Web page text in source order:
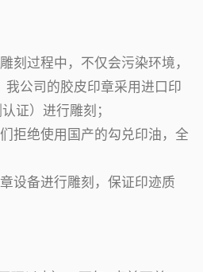
刻过程中，不仅会污染环境，
我公司的胶皮印章采用进口印
证）进行雕刻；
拒绝使用国产的勾兑印油，全
设备进行雕刻，保证印迹质